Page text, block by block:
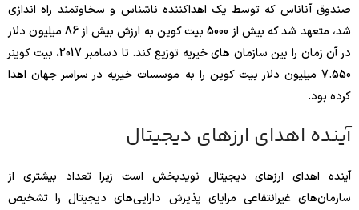
صندوق آناناس که توسط یک اهداکننده ناشناس و سخاوتمند راه اندازی
شد، متعهد شد که بیش از 5000 بیت کوین به ارزش بیش از 86 میلیون دلار
در آن زمان را بین سازمان های خیریه توزیع کند. تا دسامبر 2017، بیت کوینر
7.550 میلیون دلار بیت کوین را به موسسات خیریه در سراسر جهان اهدا
کرده بود.
آینده اهدای ارزهای دیجیتال
آینده اهدای ارزهای دیجیتال نویدبخش است زیرا تعداد بیشتری از
سازمان‌های غیرانتفاعی مزایای پذیرش دارایی‌های دیجیتال را تشخیص